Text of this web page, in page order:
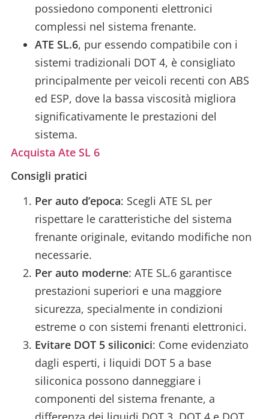
possiedono componenti elettronici
complessi nel sistema frenante.
ATE SL.6, pur essendo compatibile con i
sistemi tradizionali DOT 4, è consigliato
principalmente per veicoli recenti con ABS
ed ESP, dove la bassa viscosità migliora
significativamente le prestazioni del
sistema.
Acquista Ate SL 6
Consigli pratici
Per auto d’epoca: Scegli ATE SL per
rispettare le caratteristiche del sistema
frenante originale, evitando modifiche non
necessarie.
Per auto moderne: ATE SL.6 garantisce
prestazioni superiori e una maggiore
sicurezza, specialmente in condizioni
estreme o con sistemi frenanti elettronici.
Evitare DOT 5 siliconici: Come evidenziato
dagli esperti, i liquidi DOT 5 a base
siliconica possono danneggiare i
componenti del sistema frenante, a